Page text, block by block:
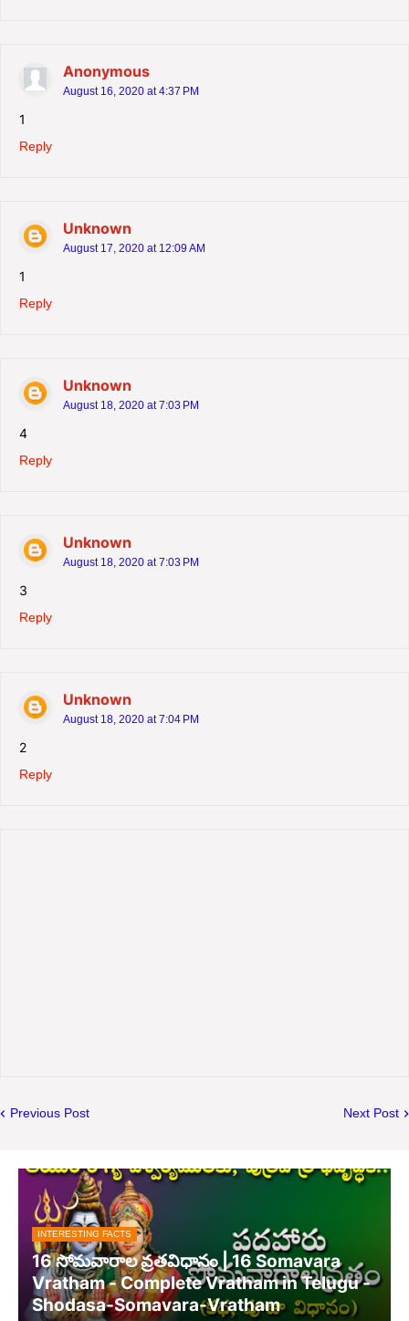
Anonymous
August 16, 2020 at 4:37 PM
1
Reply
Unknown
August 17, 2020 at 12:09 AM
1
Reply
Unknown
August 18, 2020 at 7:03 PM
4
Reply
Unknown
August 18, 2020 at 7:03 PM
3
Reply
Unknown
August 18, 2020 at 7:04 PM
2
Reply
Previous Post Next Post
INTERESTING FACTS
16 సోమవారాల వ్రతవిధానం | 16 Somavara
Vratham - Complete Vratham in Telugu -
Shodasa-Somavara-Vratham